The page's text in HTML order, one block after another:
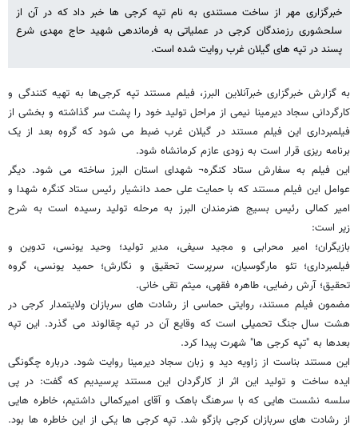
خبرگزاری مهر از ساخت مستندی به نام تپه کرجی ‌ها خبر داد که در آن از
سلحشوری رزمندگان کرجی در عملیاتی به فرماندهی شهید حاج مهدی شرع
پسند در تپه های گیلان غرب روایت شده است.
به گزارش خبرگزاری خبرآنلاین البرز، فیلم مستند تپه کرجی‌ها به تهیه کنندگی و
کارگردانی سجاد دیرمینا نیمی از مراحل تولید خود را پشت سر گذاشته و بخشی از
فیلمبرداری این فیلم مستند در گیلان غرب ضبط می شود که گروه بعد از یک
برنامه ریزی قرار است به زودی عازم کرمانشاه شود.
این فیلم به سفارش ستاد کنگره¬ شهدای استان البرز ساخته می شود. دیگر
عوامل این فیلم مستند که با حمایت علی حمد دانشیار رئیس ستاد کنگره شهدا و
امیر کمالی رئیس بسیج هنرمندان البرز به مرحله تولید رسیده است به شرح
زیر است:
بازیگران؛ امیر محرابی و مجید سیفی، مدیر تولید؛ وحید یونسی، تدوین و
فیلمبرداری؛ تئو مارگوسیان، سرپرست تحقیق و نگارش؛ حمید یونسی، گروه
تحقیق؛ آرش رضایی، طاهره فقهی، میثم تقی خانی.
مضمون فیلم مستند، روایتی حماسی از رشادت های سربازان ولایتمدار کرجی در
هشت سال جنگ تحمیلی است که وقایع آن در تپه چقالوند می گذرد. این تپه
بعدها به "تپه کرجی ها" شهرت پیدا کرد.
این مستند بناست از زاویه دید و زبان سجاد دیرمینا روایت شود. درباره چگونگی
ایده ساخت و تولید این اثر از کارگردان این مستند پرسیدیم که گفت: در پی
سلسه نشست‏ هایی که با سرهنگ باهک و آقای امیرکمالی داشتیم، خاطره‏ هایی
از رشادت‏ های سربازان کرجی بازگو شد. تپه کرجی ‏ها یکی از این خاطره‏ ها بود.